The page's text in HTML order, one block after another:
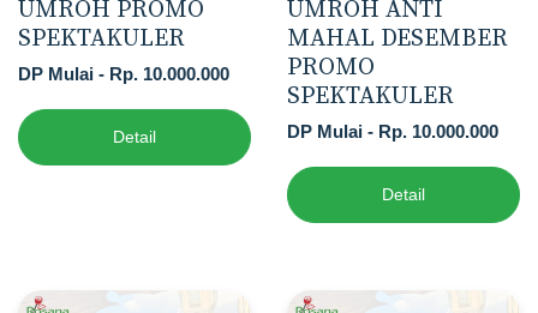
UMROH PROMO
SPEKTAKULER
DP Mulai - Rp. 10.000.000
Detail
UMROH ANTI
MAHAL DESEMBER
PROMO
SPEKTAKULER
DP Mulai - Rp. 10.000.000
Detail